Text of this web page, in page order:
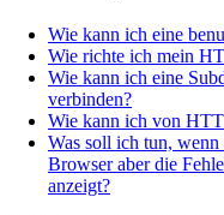
Wie kann ich eine
Wie richte ich mein
Wie kann ich eine
verbinden?
Wie kann ich von
Was soll ich tun,
Browser aber die
anzeigt?